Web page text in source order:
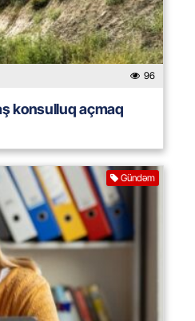
96
konsulluq açmaq
Gündəm